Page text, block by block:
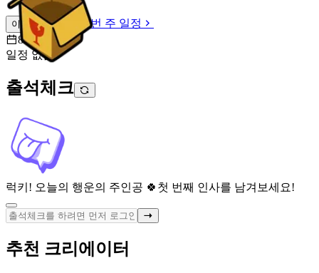
이번 주 일정
이번 주 일정
8월 6일 [목]
일정 없음
출석체크
럭키! 오늘의 행운의 주인공 🍀 첫 번째 인사를 남겨보세요!
추천 크리에이터